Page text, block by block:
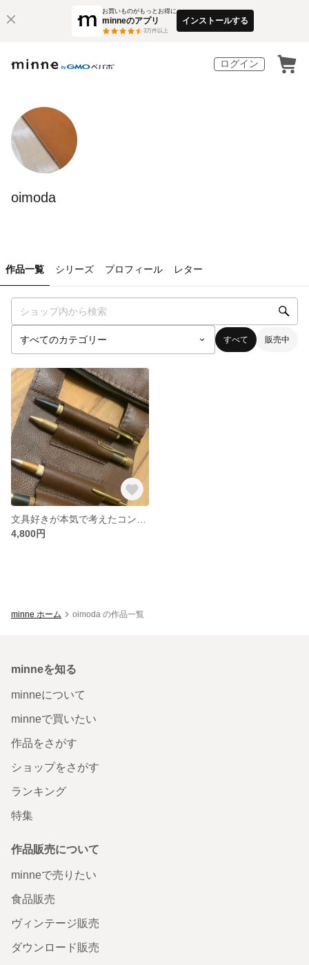
お買いものがもっとお得に
minneのアプリ
3万件以上
インストールする
ログイン
oimoda
作品一覧 シリーズ プロフィール レター
すべて 販売中
4,800円
minne ホーム oimoda の作品一覧
minneを知る
minneについて
minneで買いたい
作品をさがす
ショップをさがす
ランキング
特集
作品販売について
minneで売りたい
食品販売
ヴィンテージ販売
ダウンロード販売